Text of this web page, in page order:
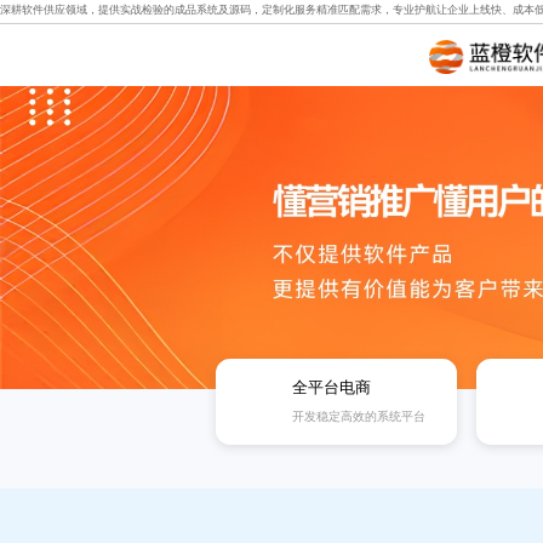
深耕软件供应领域，提供实战检验的成品系统及源码，定制化服务精准匹配需求，专业护航让企业上线快、成本
全平台电商
开发稳定高效的系统平台